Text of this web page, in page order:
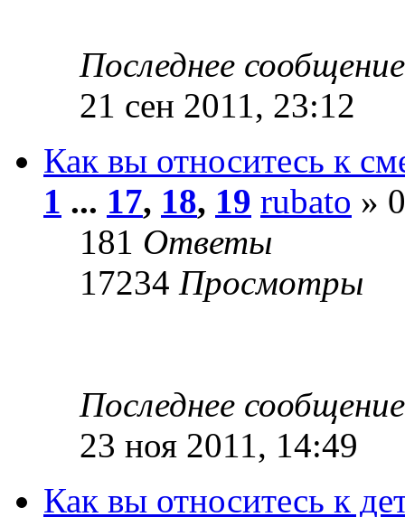
Последнее
21 сен 2011, 23:12
Как вы относитесь к
1 ... 17, 18, 19 rubato »
181 Ответы
17234 Просмотры
Последнее
23 ноя 2011, 14:49
Как вы относитесь к